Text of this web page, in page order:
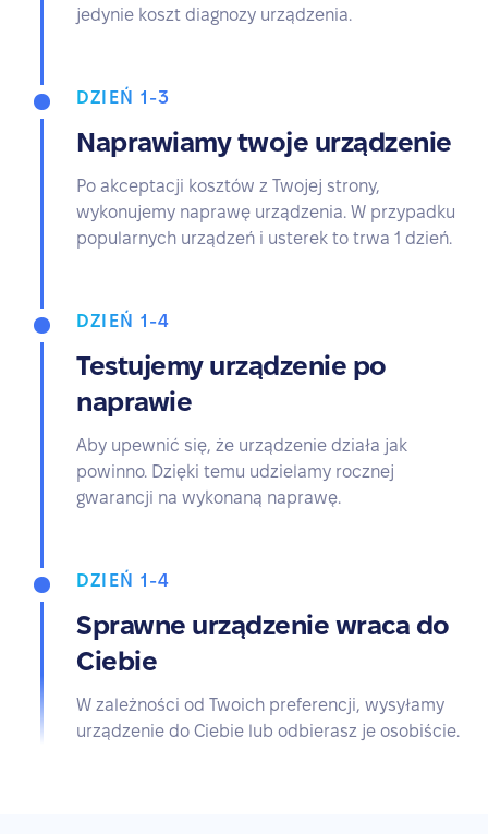
jedynie koszt diagnozy urządzenia.
DZIEŃ 1-3
Naprawiamy twoje urządzenie
Po akceptacji kosztów z Twojej strony,
wykonujemy naprawę urządzenia. W przypadku
popularnych urządzeń i usterek to trwa 1 dzień.
DZIEŃ 1-4
Testujemy urządzenie po
naprawie
Aby upewnić się, że urządzenie działa jak
powinno. Dzięki temu udzielamy rocznej
gwarancji na wykonaną naprawę.
DZIEŃ 1-4
Sprawne urządzenie wraca do
Ciebie
W zależności od Twoich preferencji, wysyłamy
urządzenie do Ciebie lub odbierasz je osobiście.